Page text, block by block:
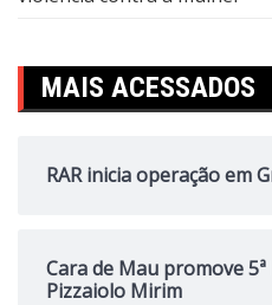
MAIS ACESSADOS
RAR inicia operação em
Cara de Mau promove
Pizzaiolo Mirim